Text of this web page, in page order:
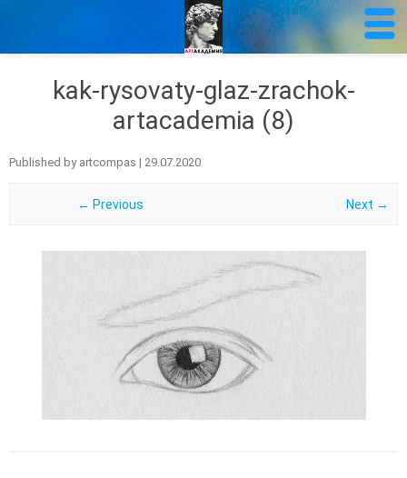
kak-rysovaty-glaz-zrachok-
artacademia (8)
Published by artcompas | 29.07.2020
← Previous Next →